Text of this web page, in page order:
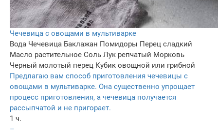
Чечевица с овощами в мультиварке
Вода Чечевица Баклажан Помидоры Перец сладкий
Масло растительное Соль Лук репчатый Морковь
Черный молотый перец Кубик овощной или грибной
Предлагаю вам способ приготовления чечевицы с
овощами в мультиварке. Она существенно упрощает
процесс приготовления, а чечевица получается
рассыпчатой и не пригорает.
1 ч.
–